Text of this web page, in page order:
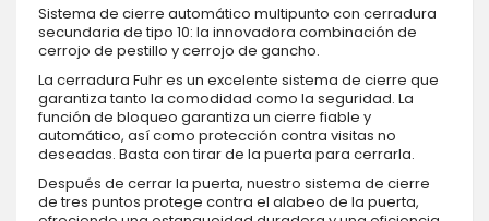
Sistema de cierre automático multipunto con cerradura
secundaria de tipo 10: la innovadora combinación de
cerrojo de pestillo y cerrojo de gancho.
La cerradura Fuhr es un excelente sistema de cierre que
garantiza tanto la comodidad como la seguridad. La
función de bloqueo garantiza un cierre fiable y
automático, así como protección contra visitas no
deseadas. Basta con tirar de la puerta para cerrarla.
Después de cerrar la puerta, nuestro sistema de cierre
de tres puntos protege contra el alabeo de la puerta,